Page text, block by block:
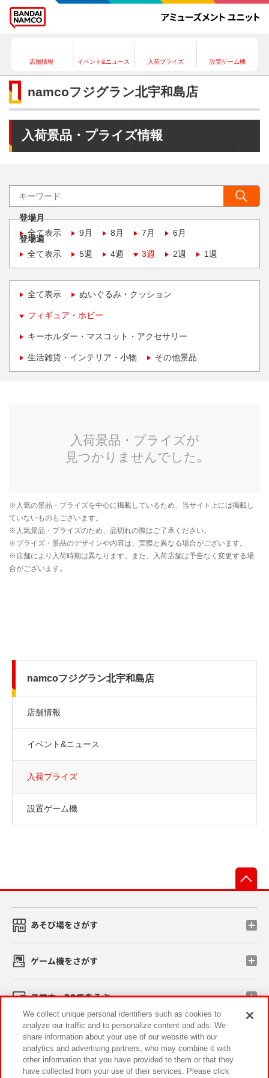
店舗情報 イベント&ニュース 入荷プライズ 設置ゲーム機
namcoフジグラン北宇和島店
入荷景品・プライズ情報
登場月
全て表示
9月 8月 7月 6月
登場週
全て表示
5週 4週 3週 2週 1週
全て表示 ぬいぐるみ・クッション
フィギュア・ホビー
キーホルダー・マスコット・アクセサリー
生活雑貨・インテリア・小物 その他景品
namcoフジグラン北宇和島店
店舗情報
イベント&ニュース
入荷プライズ
設置ゲーム機
あそび場をさがす
ゲーム機をさがす
スマホ・PCであそぶ
イベント・キャンペーン
We collect unique personal identifiers such as cookies to
analyze our traffic and to personalize content and ads. We
share information about your use of our website with our
analytics and advertising partners, who may combine it with
other information that you have provided to them or that they
have collected from your use of their services. Please click